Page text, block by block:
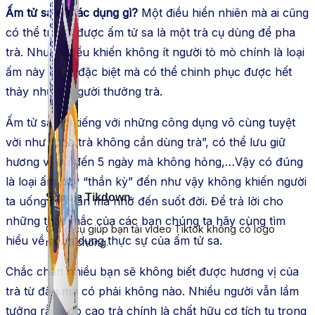
Simple Tikdown
Công cụ giúp bạn tải video Tiktok không có logo
nhanh chóng.
Ấm tử sa có tác dụng gì? Một điều hiển nhiên mà ai cũng
có thể trả lời được ấm tử sa là một trà cụ dùng để pha
trà. Nhưng điều khiến không ít người tò mò chính là loại
ấm này có gì đặc biệt mà có thể chinh phục được hết
thảy những người thưởng trà.
Ấm tử sa nổi tiếng với những công dụng vô cùng tuyệt
vời như “pha trà không cần dùng trà”, có thể lưu giữ
hương vị trà đến 5 ngày mà không hỏng,…Vậy có đúng
là loại ấm này “thần kỳ” đến như vậy không khiến người
ta uống một lần mà nhớ đến suốt đời. Để trả lời cho
những thắc mắc của các bạn chúng ta hãy cùng tìm
hiểu về công dụng thực sự của ấm tử sa.
Chắc chắn nhiều bạn sẽ không biết được hương vị của
trà từ đâu mà có phải không nào. Nhiều người vẫn lầm
tưởng rằng do cao trà chính là chất hữu cơ tích tụ trong